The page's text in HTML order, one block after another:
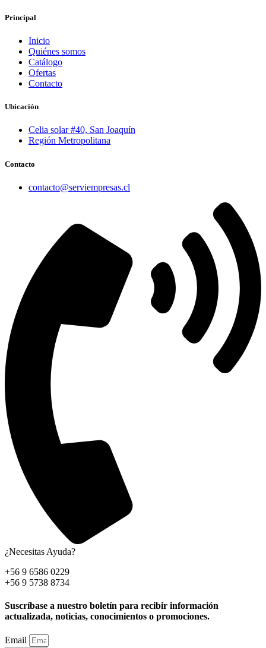
Principal
Inicio
Quiénes somos
Catálogo
Ofertas
Contacto
Ubicación
Celia solar #40, San Joaquín
Región Metropolitana
Contacto
contacto@serviempresas.cl
¿Necesitas Ayuda?
+56 9 6586 0229
+56 9 5738 8734
Suscríbase a nuestro boletín para recibir información
actualizada, noticias, conocimientos o promociones.
Email